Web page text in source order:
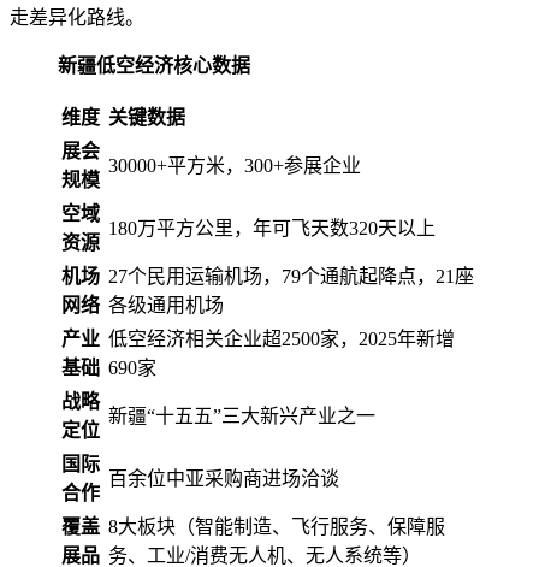
走差异化路线。
新疆低空经济核心数据
维度 关键数据
展会
规模
30000+平方米，300+参展企业
空域
资源
180万平方公里，年可飞天数320天以上
机场
网络
27个民用运输机场，79个通航起降点，21座
各级通用机场
产业
基础
低空经济相关企业超2500家，2025年新增
690家
战略
定位
新疆“十五五”三大新兴产业之一
国际
合作
百余位中亚采购商进场洽谈
覆盖
展品
8大板块（智能制造、飞行服务、保障服
务、工业/消费无人机、无人系统等）